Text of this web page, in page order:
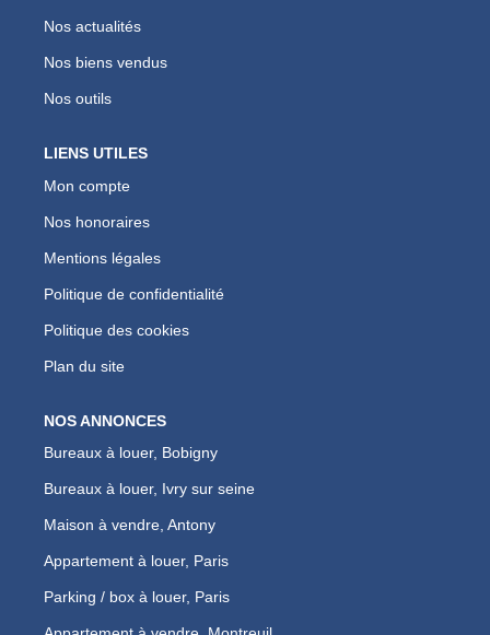
Nos actualités
Nos biens vendus
Nos outils
LIENS UTILES
Mon compte
Nos honoraires
Mentions légales
Politique de confidentialité
Politique des cookies
Plan du site
NOS ANNONCES
Bureaux à louer, Bobigny
Bureaux à louer, Ivry sur seine
Maison à vendre, Antony
Appartement à louer, Paris
Parking / box à louer, Paris